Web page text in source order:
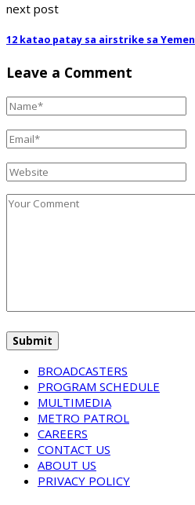
next post
12 katao patay sa airstrike sa Yemen
Leave a Comment
BROADCASTERS
PROGRAM SCHEDULE
MULTIMEDIA
METRO PATROL
CAREERS
CONTACT US
ABOUT US
PRIVACY POLICY